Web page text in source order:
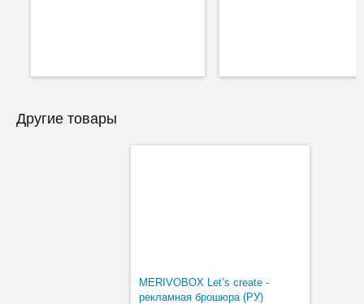
Другие товары
MERIVOBOX Let’s create -
рекламная брошюра (РУ)